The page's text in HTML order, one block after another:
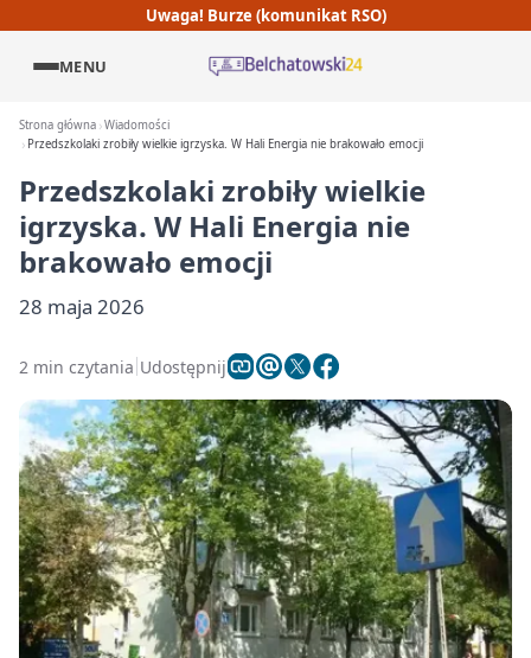
Uwaga! Burze (komunikat RSO)
MENU
Strona główna Wiadomości
Przedszkolaki zrobiły wielkie igrzyska. W Hali Energia nie brakowało emocji
Przedszkolaki zrobiły wielkie
igrzyska. W Hali Energia nie
brakowało emocji
28 maja 2026
2 min czytania Udostępnij